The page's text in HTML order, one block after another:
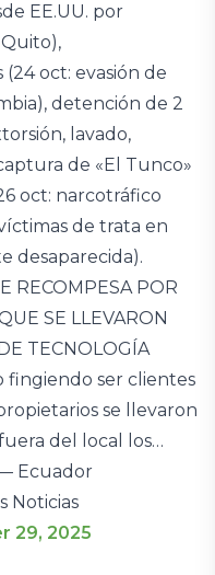
EE.UU. por
oct: evasión de
detención de 2
lavado,
de «El Tunco»
oct: narcotráfico
de trata en
desaparecida).
RECOMPESA POR
SE LLEVARON
TECNOLOGÍA
fingiendo ser clientes
se llevaron
del local los…
Ecuador
Noticias
29, 2025